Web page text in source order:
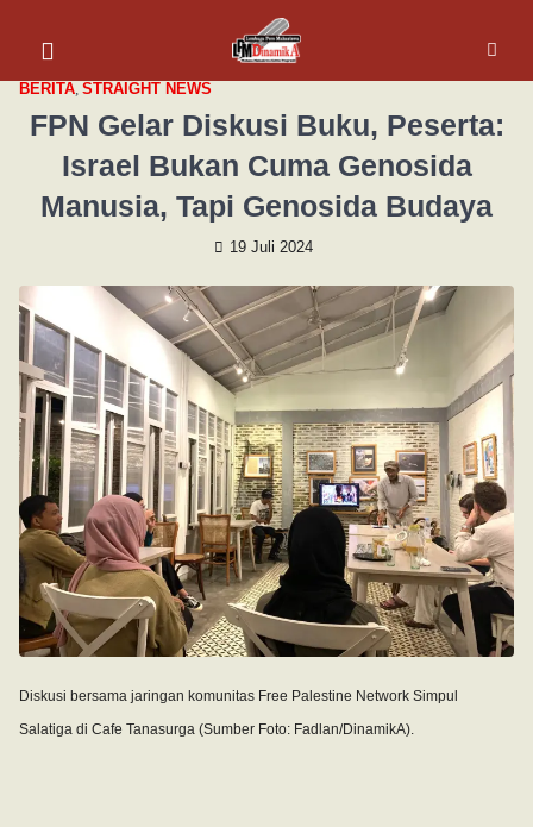
BERITA, STRAIGHT NEWS
FPN Gelar Diskusi Buku, Peserta:
Israel Bukan Cuma Genosida
Manusia, Tapi Genosida Budaya
19 Juli 2024
Diskusi bersama jaringan komunitas Free Palestine Network Simpul
Salatiga di Cafe Tanasurga (Sumber Foto: Fadlan/DinamikA).